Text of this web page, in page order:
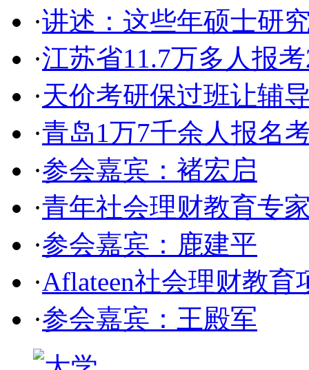
·讲述：这些年硕士研
·江苏省11.7万多人报
·天价考研保过班让辅
·青岛1万7千余人报名
·参会嘉宾：褚宏启
·青年社会理财教育专
·参会嘉宾：鹿建平
·Aflateen社会理财教育
·参会嘉宾：王殿军